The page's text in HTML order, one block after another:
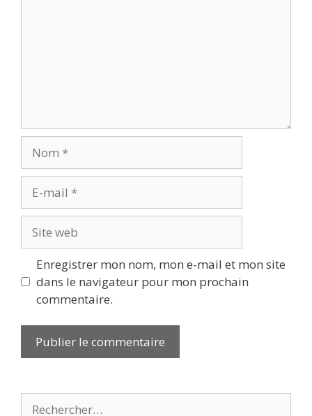
mail
web
Enregistrer mon nom, mon e-mail et mon site
dans le navigateur pour mon prochain
commentaire.